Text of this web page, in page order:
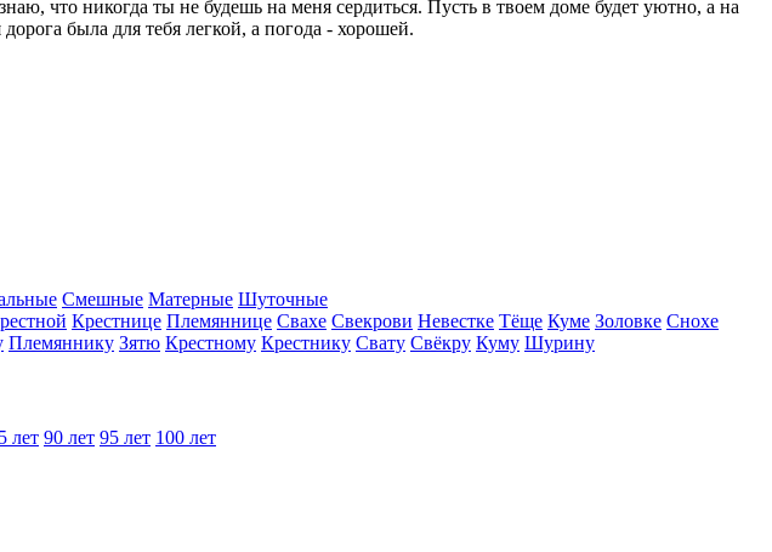
что никогда ты не будешь на меня сердиться. Пусть в твоем доме будет уютно, а на
была для тебя легкой, а погода - хорошей.
Смешные Матерные Шуточные
Крестнице Племяннице Свахе Свекрови Невестке Тёще Куме Золовке Снохе
Племяннику Зятю Крестному Крестнику Свату Свёкру Куму Шурину
лет 90 лет 95 лет 100 лет